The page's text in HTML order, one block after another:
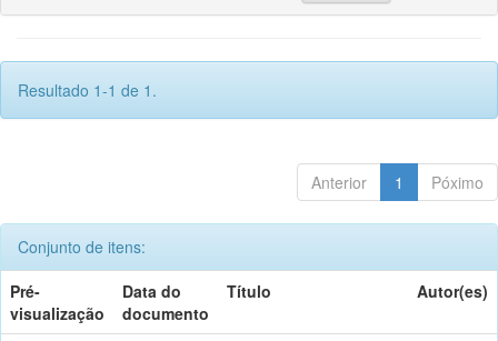
Resultado 1-1 de 1.
Anterior 1 Póximo
Conjunto de itens:
Pré-
visualização
Data do
documento
Título Autor(es)